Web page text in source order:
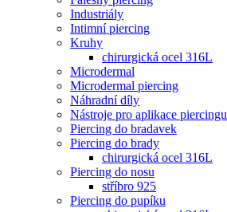
Industriály
Intimní piercing
Kruhy
chirurgická ocel 316L
Microdermal
Microdermal piercing
Náhradní díly
Nástroje pro aplikace piercingu
Piercing do bradavek
Piercing do brady
chirurgická ocel 316L
Piercing do nosu
stříbro 925
Piercing do pupíku